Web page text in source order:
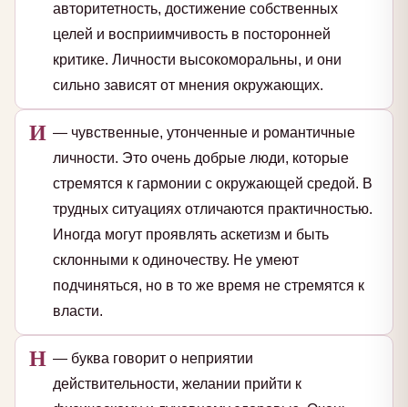
авторитетность, достижение собственных
целей и восприимчивость в посторонней
критике. Личности высокоморальны, и они
сильно зависят от мнения окружающих.
И — чувственные, утонченные и романтичные
личности. Это очень добрые люди, которые
стремятся к гармонии с окружающей средой. В
трудных ситуациях отличаются практичностью.
Иногда могут проявлять аскетизм и быть
склонными к одиночеству. Не умеют
подчиняться, но в то же время не стремятся к
власти.
Н — буква говорит о неприятии
действительности, желании прийти к